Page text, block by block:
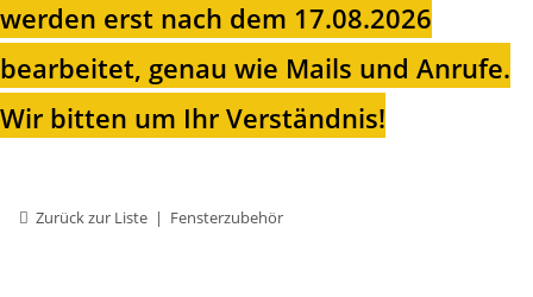
werden erst nach dem 17.08.2026
bearbeitet, genau wie Mails und Anrufe.
Wir bitten um Ihr Verständnis!
Zurück zur Liste Fensterzubehör